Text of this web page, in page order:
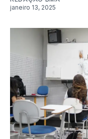
janeiro 13, 2025